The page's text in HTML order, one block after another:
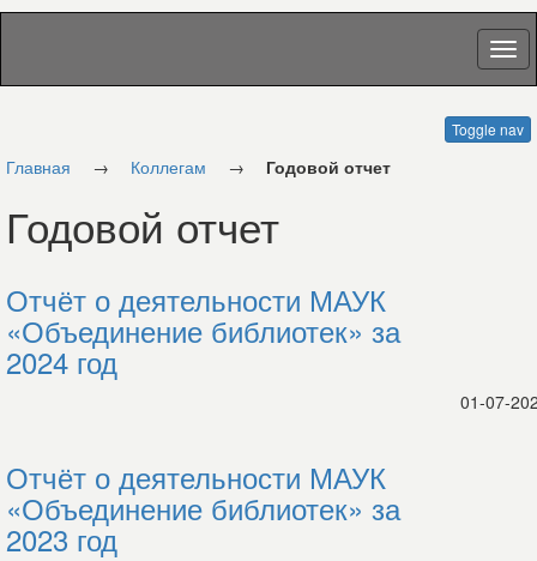
Toggle nav
Главная → Коллегам → Годовой отчет
Годовой отчет
Отчёт о деятельности МАУК
«Объединение библиотек» за
2024 год
01-07-
Отчёт о деятельности МАУК
«Объединение библиотек» за
2023 год